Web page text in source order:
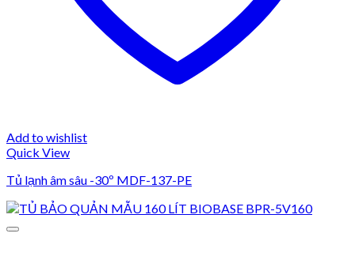
Add to wishlist
Quick View
Tủ lạnh âm sâu -30º MDF-137-PE